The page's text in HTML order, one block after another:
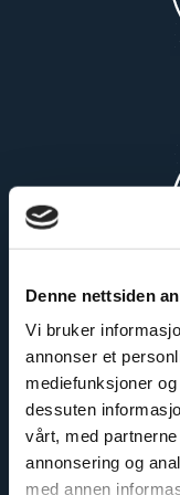
Denne nettsiden
Vi bruker
annonser et
mediefunksjoner
dessuten
vårt, med
annonsering og
med annen